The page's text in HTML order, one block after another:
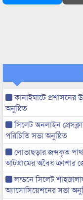
কানাইঘাটে
অনুষ্ঠিত
সিলেট অনলাইন
পরিচিতি সভা অনুষ্ঠিত
লোভাছড়ার জব্দকৃত
আটগ্রামের অবৈধ ক্রাশার
লন্ডনে সিলেট
অ্যাসোসিয়েশনের সভা